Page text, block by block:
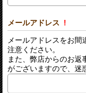
メールアドレス !
メールアドレスをお
注意ください。
また、弊店からのお返
がございますので、迷